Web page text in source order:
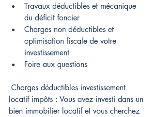
Travaux déductibles et mécanique
du déficit foncier
Charges non déductibles et
optimisation fiscale de votre
investissement
Foire aux questions
locatif impôts : Vous avez investi dans un
bien immobilier locatif et vous cherchez